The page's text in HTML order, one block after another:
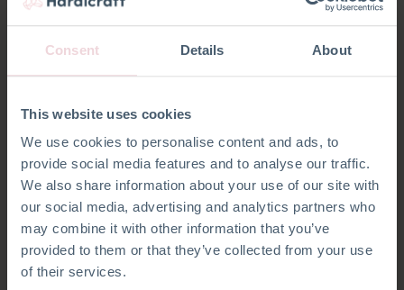
Consent Details About
This website uses cookies
We use cookies to personalise content and ads, to
provide social media features and to analyse our traffic.
We also share information about your use of our site with
our social media, advertising and analytics partners who
may combine it with other information that you’ve
provided to them or that they’ve collected from your use
of their services.